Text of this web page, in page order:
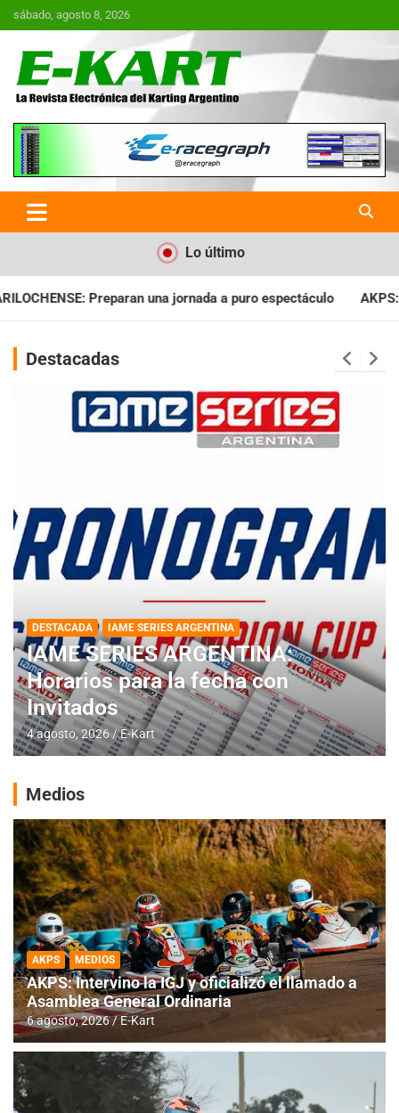
Saltar
al
sábado, agosto 8, 2026
E-Kart.com.ar | La Revista
Electrónica del Karting en
Argentina
Lo último
a puro espectáculo AKPS: Intervino la IGJ y oficializó el
Destacadas
DESTACADA IAME SERIES ARGENTINA
IAME SERIES ARGENTINA:
Horarios para la fecha con
Invitados
4 agosto, 2026 E-Kart
Medios
AKPS MEDIOS
AKPS: Intervino la IGJ y oficializó el llamado a
Asamblea General Ordinaria
6 agosto, 2026 E-Kart